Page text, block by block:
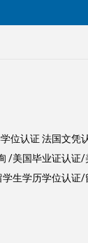
位认证 法国文凭
/美国毕业证认证
生学历学位认证/